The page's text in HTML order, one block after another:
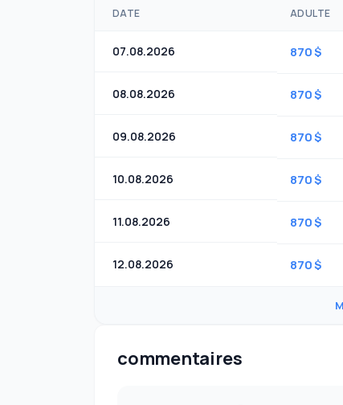
DATE ADULTE
07.08.2026 870 $
08.08.2026 870 $
09.08.2026 870 $
10.08.2026 870 $
11.08.2026 870 $
12.08.2026 870 $
commentaires